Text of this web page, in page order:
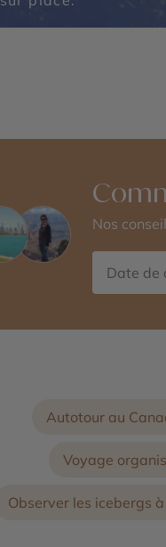
Nos
Autotour au
Voyage
Observer les icebergs